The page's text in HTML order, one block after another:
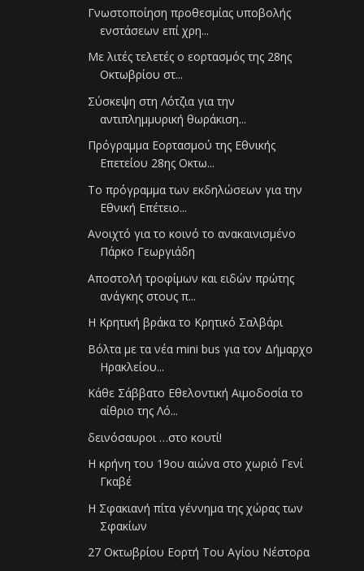
Γνωστοποίηση προθεσμίας υποβολής
ενστάσεων επί χρη...
Με λιτές τελετές ο εορτασμός της 28ης
Οκτωβρίου στ...
Σύσκεψη στη Λότζια για την
αντιπλημμυρική θωράκιση...
Πρόγραμμα Εορτασμού της Εθνικής
Επετείου 28ης Οκτω...
Το πρόγραμμα των εκδηλώσεων για την
Εθνική Επέτειο...
Ανοιχτό για το κοινό το ανακαινισμένο
Πάρκο Γεωργιάδη
Αποστολή τροφίμων και ειδών πρώτης
ανάγκης στους π...
Η Κρητική βράκα το Κρητικό Σαλβάρι
Βόλτα με τα νέα mini bus για τον Δήμαρχο
Ηρακλείου...
Κάθε Σάββατο Εθελοντική Αιμοδοσία το
αίθριο της Λό...
δεινόσαυροι …στο κουτί!
Η κρήνη του 19ου αιώνα στο χωριό Γενί
Γκαβέ
Η Σφακιανή πίτα γέννημα της χώρας των
Σφακίων
27 Οκτωβρίου Εορτή Του Αγίου Νέστορα